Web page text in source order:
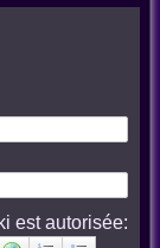
est autorisée: